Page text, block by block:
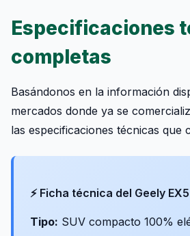
Especificaciones
completas
Basándonos en la información
mercados donde ya se
las especificaciones técnicas que
⚡ Ficha técnica del Geely EX5
Tipo: SUV compacto 100%